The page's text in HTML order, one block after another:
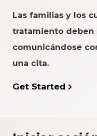
Las familias y los
tratamiento deben
comunicándose
una cita.
Get Started